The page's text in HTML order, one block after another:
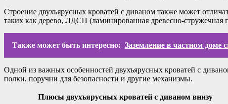
Строение двухъярусных кроватей с диваном также может
таких как дерево, ЛДСП (ламинированная древесно-стружечная
Также может быть интересно: Заземление в частном доме
Одной из важных особенностей двухъярусных кроватей с
полки, поручни для безопасности и другие механизмы.
Плюсы двухъярусных кроватей с диваном внизу